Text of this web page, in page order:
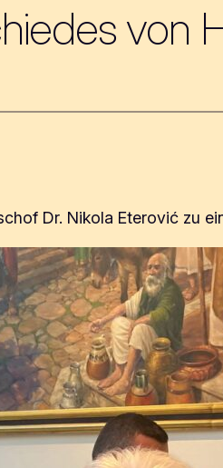
von
Dr. Nikola Eterović zu